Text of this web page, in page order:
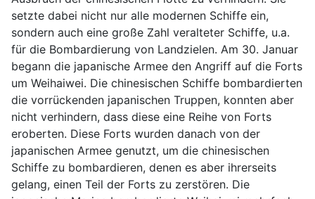
setzte dabei nicht nur alle modernen Schiffe ein,
sondern auch eine große Zahl veralteter Schiffe, u.a.
für die Bombardierung von Landzielen. Am 30. Januar
begann die japanische Armee den Angriff auf die Forts
um Weihaiwei. Die chinesischen Schiffe bombardierten
die vorrückenden japanischen Truppen, konnten aber
nicht verhindern, dass diese eine Reihe von Forts
eroberten. Diese Forts wurden danach von der
japanischen Armee genutzt, um die chinesischen
Schiffe zu bombardieren, denen es aber ihrerseits
gelang, einen Teil der Forts zu zerstören. Die